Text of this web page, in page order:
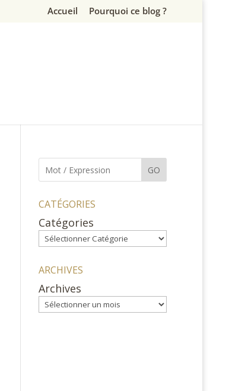
Accueil Pourquoi ce blog ?
GO
CATÉGORIES
Catégories
ARCHIVES
Archives